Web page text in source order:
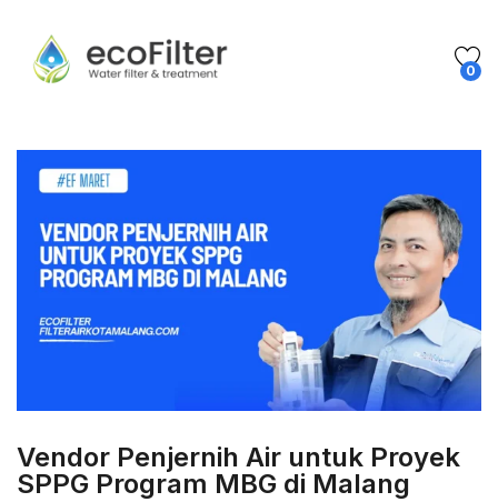
0
Vendor Penjernih Air untuk Proyek
SPPG Program MBG di Malang